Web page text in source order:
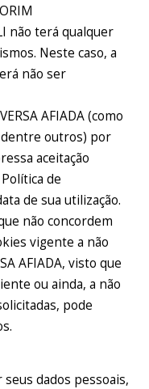
não terá qualquer
Neste caso, a
não ser
AFIADA (como
outros) por
aceitação
de
de sua utilização.
não concordem
vigente a não
AFIADA, visto que
ou ainda, a não
pode
dados pessoais,